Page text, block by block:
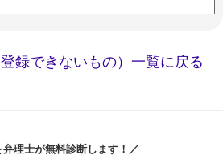
録できないもの）一覧に戻る
理士が無料診断します！／